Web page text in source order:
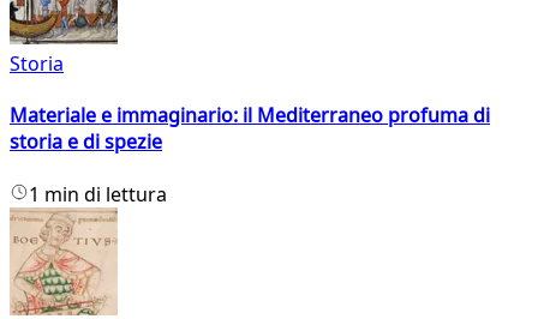
Storia
Materiale e immaginario: il Mediterraneo profuma di
storia e di spezie
1 min di lettura